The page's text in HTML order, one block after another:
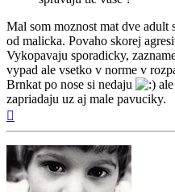
Mal som moznost mat dve adult
od malicka. Povaho skorej
Vykopavaju sporadicky,
vypad ale vsetko v norme v
Brnkat po nose si nedaju
zapriadaju uz aj male pavuciky.